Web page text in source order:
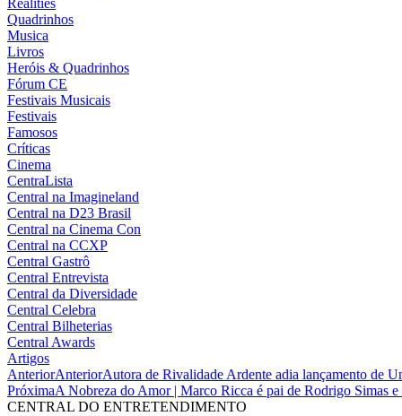
Realities
Quadrinhos
Musica
Livros
Heróis & Quadrinhos
Fórum CE
Festivais Musicais
Festivais
Famosos
Críticas
Cinema
CentraLista
Central na Imagineland
Central na D23 Brasil
Central na Cinema Con
Central na CCXP
Central Gastrô
Central Entrevista
Central da Diversidade
Central Celebra
Central Bilheterias
Central Awards
Artigos
AnteriorAnteriorAutora de Rivalidade Ardente adia lançamento de
PróximaA Nobreza do Amor | Marco Ricca é pai de Rodrigo Simas
CENTRAL DO ENTRETENDIMENTO